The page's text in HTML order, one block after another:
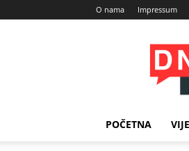
O nama Impressum
POČETNA